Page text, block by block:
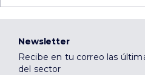
Newsletter
Recibe en tu correo las
del sector